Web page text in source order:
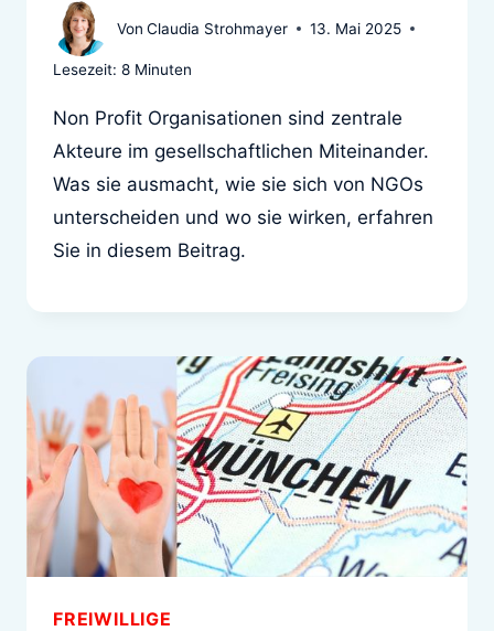
Von Claudia Strohmayer 13. Mai 2025
Lesezeit: 8 Minuten
Non Profit Organisationen sind zentrale
Akteure im gesellschaftlichen Miteinander.
Was sie ausmacht, wie sie sich von NGOs
unterscheiden und wo sie wirken, erfahren
Sie in diesem Beitrag.
FREIWILLIGE